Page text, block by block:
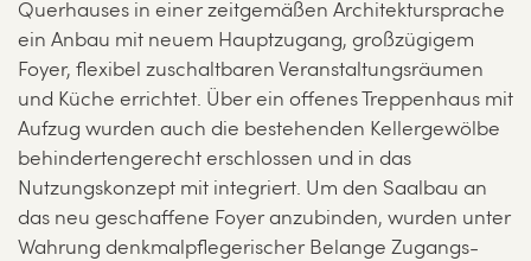
Querhauses in einer zeitgemäßen Architektursprache
ein Anbau mit neuem Hauptzugang, großzügigem
Foyer, flexibel zuschaltbaren Veranstaltungsräumen
und Küche errichtet. Über ein offenes Treppenhaus mit
Aufzug wurden auch die bestehenden Kellergewölbe
behindertengerecht erschlossen und in das
Nutzungskonzept mit integriert. Um den Saalbau an
das neu geschaffene Foyer anzubinden, wurden unter
Wahrung denkmalpflegerischer Belange Zugangs-